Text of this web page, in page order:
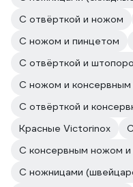
С отвёрткой и ножом
С ножом и пинцетом
С отвёрткой и
С ножом и
С отвёрткой и
Красные Victorinox
С консервным ножом
С ножницами